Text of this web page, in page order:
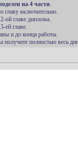
на 4 части.
главу включительно.
2-ой главе диплома.
ей главе.
и до конца работы.
получите полностью весь